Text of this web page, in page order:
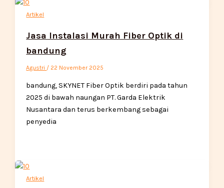
Artikel
Jasa Instalasi Murah Fiber Optik di
bandung
Agustri / 22 November 2025
bandung, SKYNET Fiber Optik berdiri pada tahun
2025 di bawah naungan PT. Garda Elektrik
Nusantara dan terus berkembang sebagai
penyedia
Artikel